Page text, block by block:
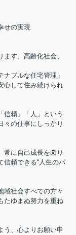
せの実現
す。高齢化社会、
ブルな住宅管理」
心して住み続けられ
信頼」「人」という
々の仕事にしっかり
常に自己成長を図り
信頼できる“人生のパ
域社会すべての方々
たゆまぬ努力を重ね
う、心よりお願い申